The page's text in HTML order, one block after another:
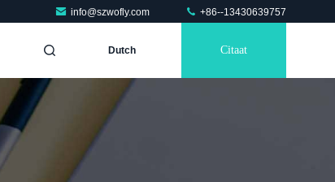
info@szwofly.com +86--13430639757
Dutch Citaat